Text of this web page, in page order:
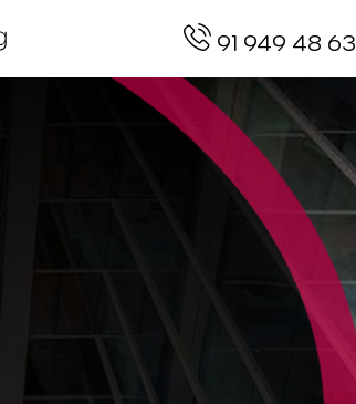
91 949 48 63